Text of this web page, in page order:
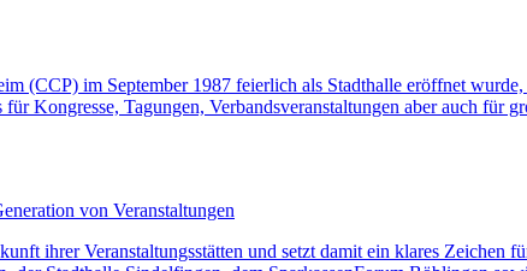
(CCP) im September 1987 feierlich als Stadthalle eröffnet wurde,
Kongresse, Tagungen, Verbandsveranstaltungen aber auch für
von Veranstaltungen
ihrer Veranstaltungsstätten und setzt damit ein klares Zeichen